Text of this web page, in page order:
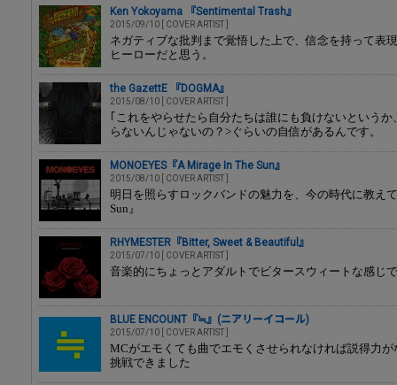
Ken Yokoyama 『Sentimental Trash』
2015/09/10 [ COVER ARTIST ]
ネガティブな批判まで覚悟した上で、信念を持って表
ヒーローだと思う。
the GazettE 『DOGMA』
2015/08/10 [ COVER ARTIST ]
｢これをやらせたら自分たちは誰にも負けないという
らないんじゃないの？>ぐらいの自信があるんです。
MONOEYES『A Mirage In The Sun』
2015/08/10 [ COVER ARTIST ]
明日を照らすロックバンドの魅力を、今の時代に教え
Sun』
RHYMESTER『Bitter, Sweet & Beautiful』
2015/07/10 [ COVER ARTIST ]
音楽的にちょっとアダルトでビタースウィートな感じ
BLUE ENCOUNT『≒』(ニアリーイコール)
2015/07/10 [ COVER ARTIST ]
MCがエモくても曲でエモくさせられなければ説得力
挑戦できました